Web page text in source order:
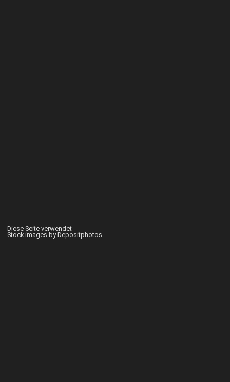
Diese Seite verwendet
Stock images by Depositphotos